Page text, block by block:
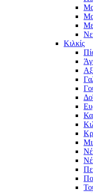
Κιλκίς